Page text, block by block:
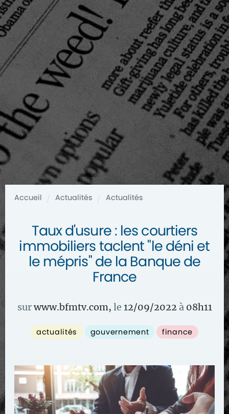
Accueil Actualités Actualités
Taux d'usure : les courtiers
immobiliers taclent "le déni et
le mépris" de la Banque de
France
surwww.bfmtv.com, le 12/09/2022 à 08h11
actualités gouvernement finance